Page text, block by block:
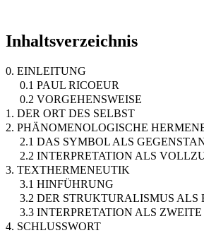
Inhaltsverzeichnis
0. EINLEITUNG
0.1 PAUL RICOEUR
0.2 VORGEHENSWEISE
1. DER ORT DES SELBST
2. PHÄNOMENOLOGISCHE
2.1 DAS SYMBOL ALS
2.2 INTERPRETATION ALS
3. TEXTHERMENEUTIK
3.1 HINFÜHRUNG
3.2 DER STRUKTURALISMUS ALS
3.3 INTERPRETATION ALS
4. SCHLUSSWORT